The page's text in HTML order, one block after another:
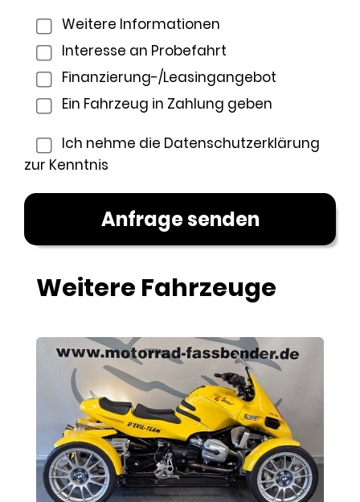
Weitere Informationen
Interesse an Probefahrt
Finanzierung-/Leasingangebot
Ein Fahrzeug in Zahlung geben
Ich nehme die Datenschutzerklärung
zur Kenntnis
Weitere Fahrzeuge